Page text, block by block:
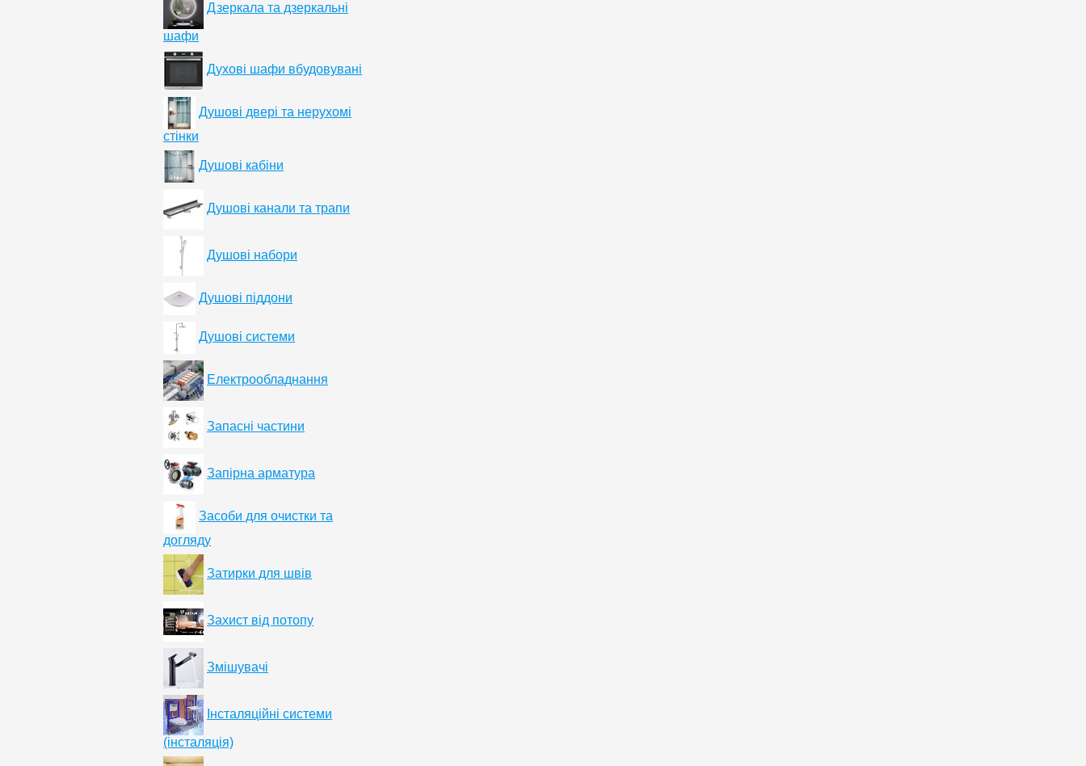
Дзеркала та дзеркальні
шафи
Духові шафи вбудовувані
Душові двері та нерухомі
стінки
Душові кабіни
Душові канали та трапи
Душові набори
Душові піддони
Душові системи
Електрообладнання
Запасні частини
Запірна арматура
Засоби для очистки та
догляду
Затирки для швів
Захист від потопу
Змішувачі
Інсталяційні системи
(інсталяція)